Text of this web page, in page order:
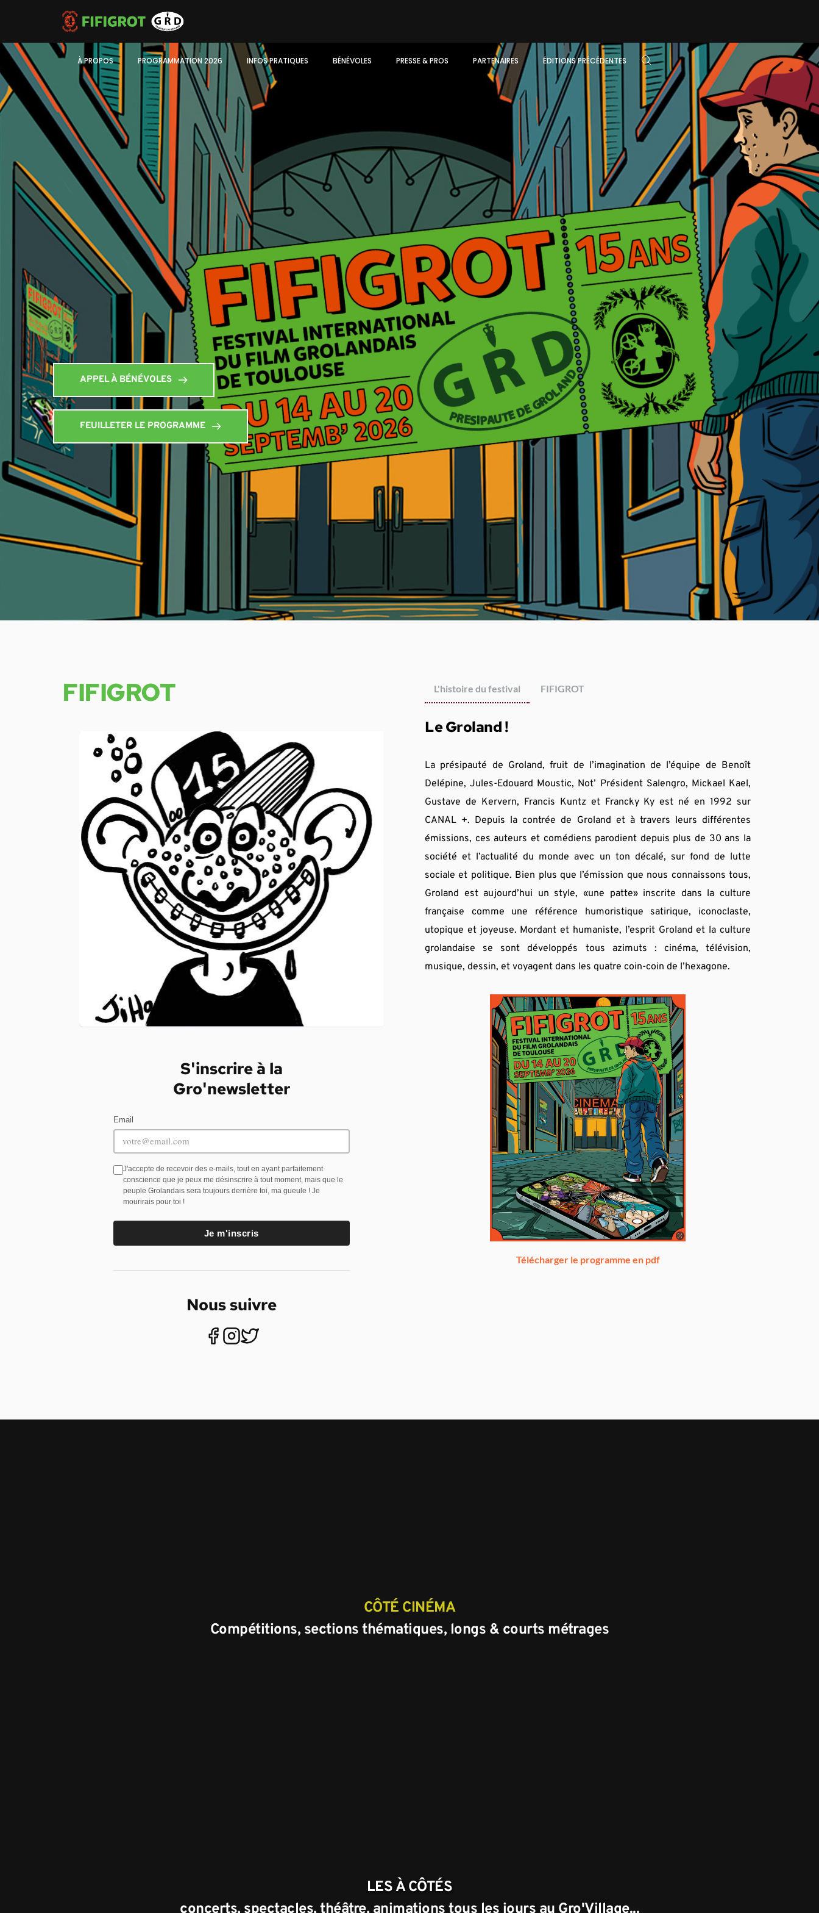
À PROPOS PROGRAMMATION 2026 INFOS PRATIQUES BÉNÉVOLES PRESSE & PROS PARTENAIRES ÉDITIONS PRÉCÉDENTES
APPEL À BÉNÉVOLES
FEUILLETER LE PROGRAMME
FIFIGROT
S'inscrire à la
Gro'newsletter
Email
J'accepte de recevoir des e-mails, tout en ayant parfaitement
conscience que je peux me désinscrire à tout moment, mais que le
peuple Grolandais sera toujours derrière toi, ma gueule ! Je
mourirais pour toi !
Je m'inscris
Nous suivre
L'histoire du festival FIFIGROT
Le Groland !
La présipauté de Groland, fruit de l’imagination de l’équipe de Benoît
Delépine, Jules-Edouard Moustic, Not’ Président Salengro, Mickael Kael,
Gustave de Kervern, Francis Kuntz et Francky Ky est né en 1992 sur
CANAL +. Depuis la contrée de Groland et à travers leurs différentes
émissions, ces auteurs et comédiens parodient depuis plus de 30 ans la
société et l’actualité du monde avec un ton décalé, sur fond de lutte
sociale et politique. Bien plus que l’émission que nous connaissons tous,
Groland est aujourd’hui un style, «une patte» inscrite dans la culture
française comme une référence humoristique satirique, iconoclaste,
utopique et joyeuse. Mordant et humaniste, l’esprit Groland et la culture
grolandaise se sont développés tous azimuts : cinéma, télévision,
musique, dessin, et voyagent dans les quatre coin-coin de l’hexagone.
Télécharger le programme en pdf
CÔTÉ CINÉMA
Compétitions, sections thématiques, longs & courts métrages
LES À CÔTÉS